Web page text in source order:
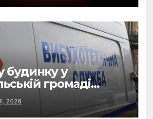
будинку у
громаді
120-мм міну
2026